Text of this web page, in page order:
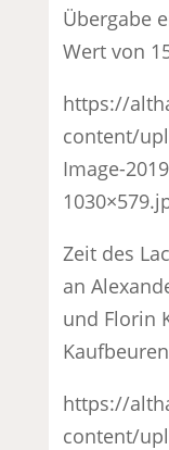
Übergabe
Wert von
https://
content/
Image-
Zeit des
an
und Florin
https://
content/